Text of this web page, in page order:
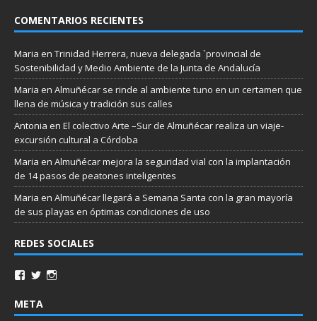
COMENTARIOS RECIENTES
Maria en Trinidad Herrera, nueva delegada `provincial de
Sostenibilidad y Medio Ambiente de la Junta de Andalucía
Maria en Almuñécar se rinde al ambiente tuno en un certamen que
llena de música y tradición sus calles
Antonia en El colectivo Arte –Sur de Almuñécar realiza un viaje-
excursión cultural a Córdoba
Maria en Almuñécar mejora la seguridad vial con la implantación
de 14 pasos de peatones inteligentes
Maria en Almuñécar llegará a Semana Santa con la gran mayoría
de sus playas en óptimas condiciones de uso
REDES SOCIALES
META